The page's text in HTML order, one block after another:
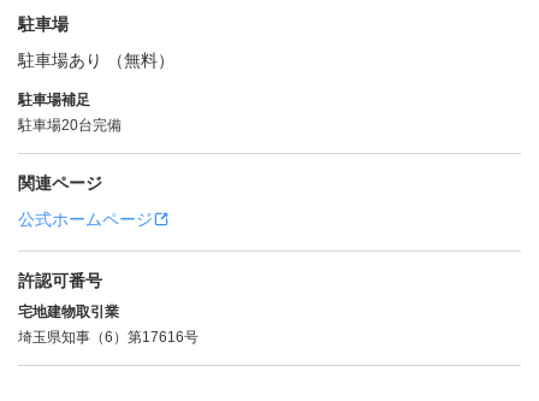
駐車場
駐車場あり （無料）
駐車場補足
駐車場20台完備
関連ページ
公式ホームページ
許認可番号
宅地建物取引業
埼玉県知事（6）第17616号